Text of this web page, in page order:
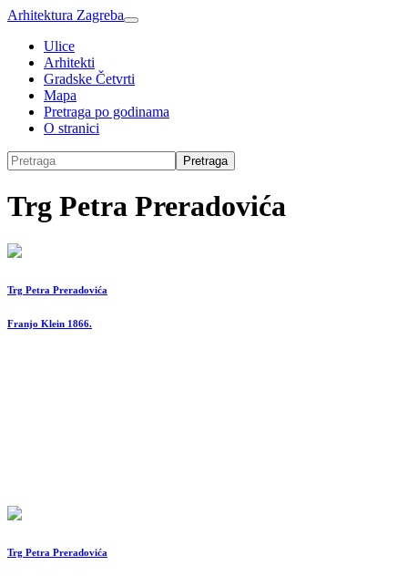
Arhitektura Zagreba
Ulice
Arhitekti
Gradske Četvrti
Mapa
Pretraga po godinama
O stranici
Pretraga
Trg Petra Preradovića
Trg Petra Preradovića
Franjo Klein 1866.
Trg Petra Preradovića